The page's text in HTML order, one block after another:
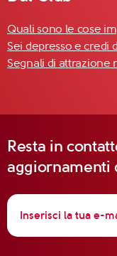
Quali sono le cose
Sei depresso e credi
Segnali di attrazione
Resta in
aggiornamenti